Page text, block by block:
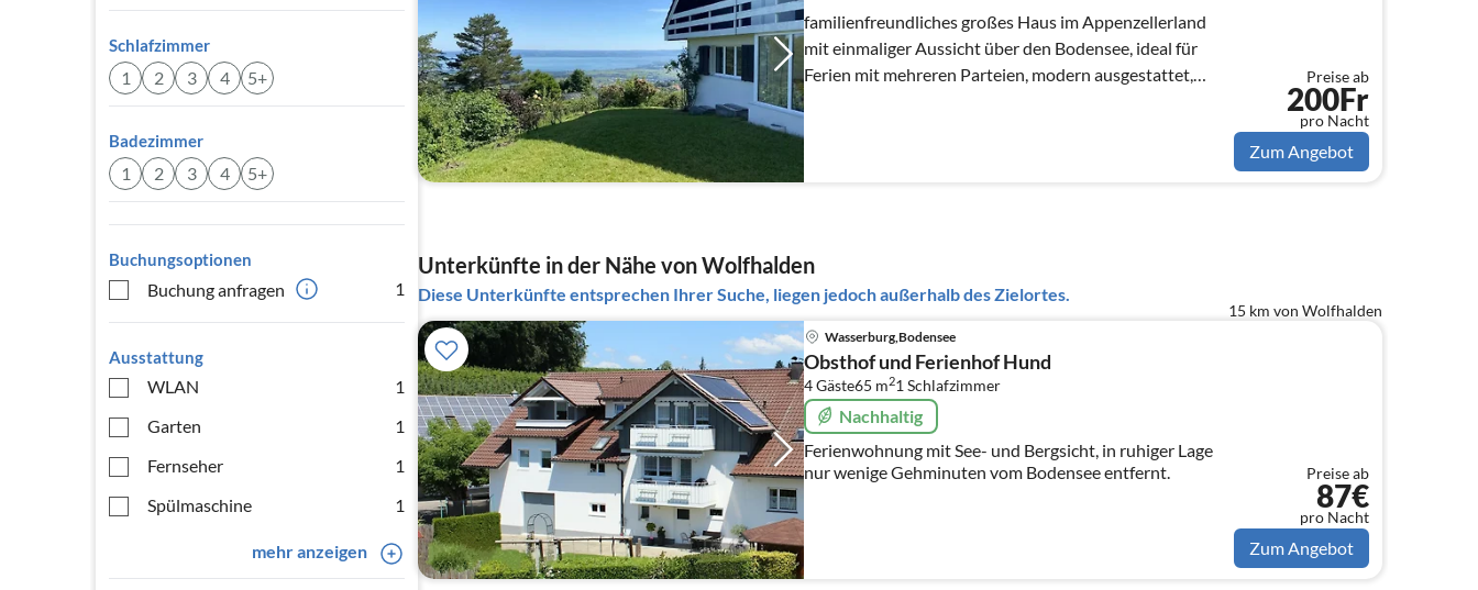
Schlafzimmer
1 2 3 4 5+
Badezimmer
1 2 3 4 5+
Buchungsoptionen
Buchung anfragen 1
Ausstattung
WLAN
1
Garten
1
Fernseher
1
Spülmaschine
1
mehr anzeigen
familienfreundliches großes Haus im Appenzellerland
mit einmaliger Aussicht über den Bodensee, ideal für
Ferien mit mehreren Parteien, modern ausgestattet,
idyllische Lage
Preise ab
200Fr
pro Nacht
Zum Angebot
Unterkünfte in der Nähe von Wolfhalden
Diese Unterkünfte entsprechen Ihrer Suche, liegen jedoch außerhalb des Zielortes.
15 km von Wolfhalden
Wasserburg,Bodensee
Obsthof und Ferienhof Hund
4 Gäste65 m21 Schlafzimmer
Nachhaltig
Ferienwohnung mit See- und Bergsicht, in ruhiger Lage
nur wenige Gehminuten vom Bodensee entfernt.
Preise ab
87€
pro Nacht
Zum Angebot